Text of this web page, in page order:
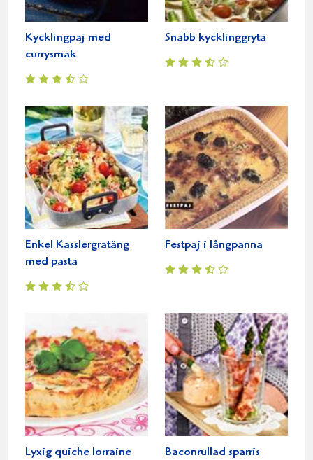
Kycklingpaj med
currysmak
Snabb kycklinggryta
Enkel Kasslergratäng
med pasta
Festpaj i långpanna
Lyxig quiche lorraine Baconrullad sparris